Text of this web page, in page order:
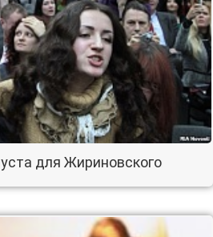
для Жириновского